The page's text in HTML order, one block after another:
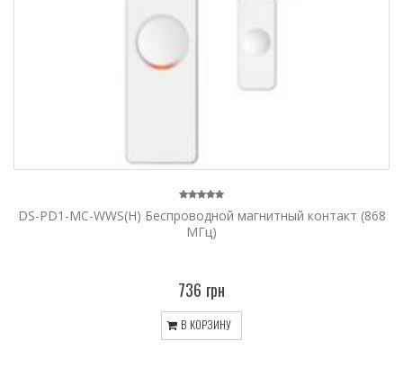
DS-PD1-MC-WWS(H) Беспроводной магнитный контакт (868
MГц)
736 грн
В КОРЗИНУ